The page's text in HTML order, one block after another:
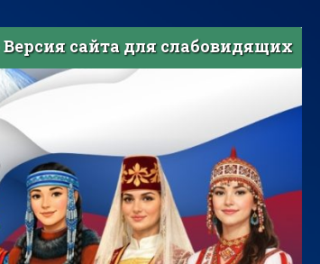
Версия сайта для слабовидящих